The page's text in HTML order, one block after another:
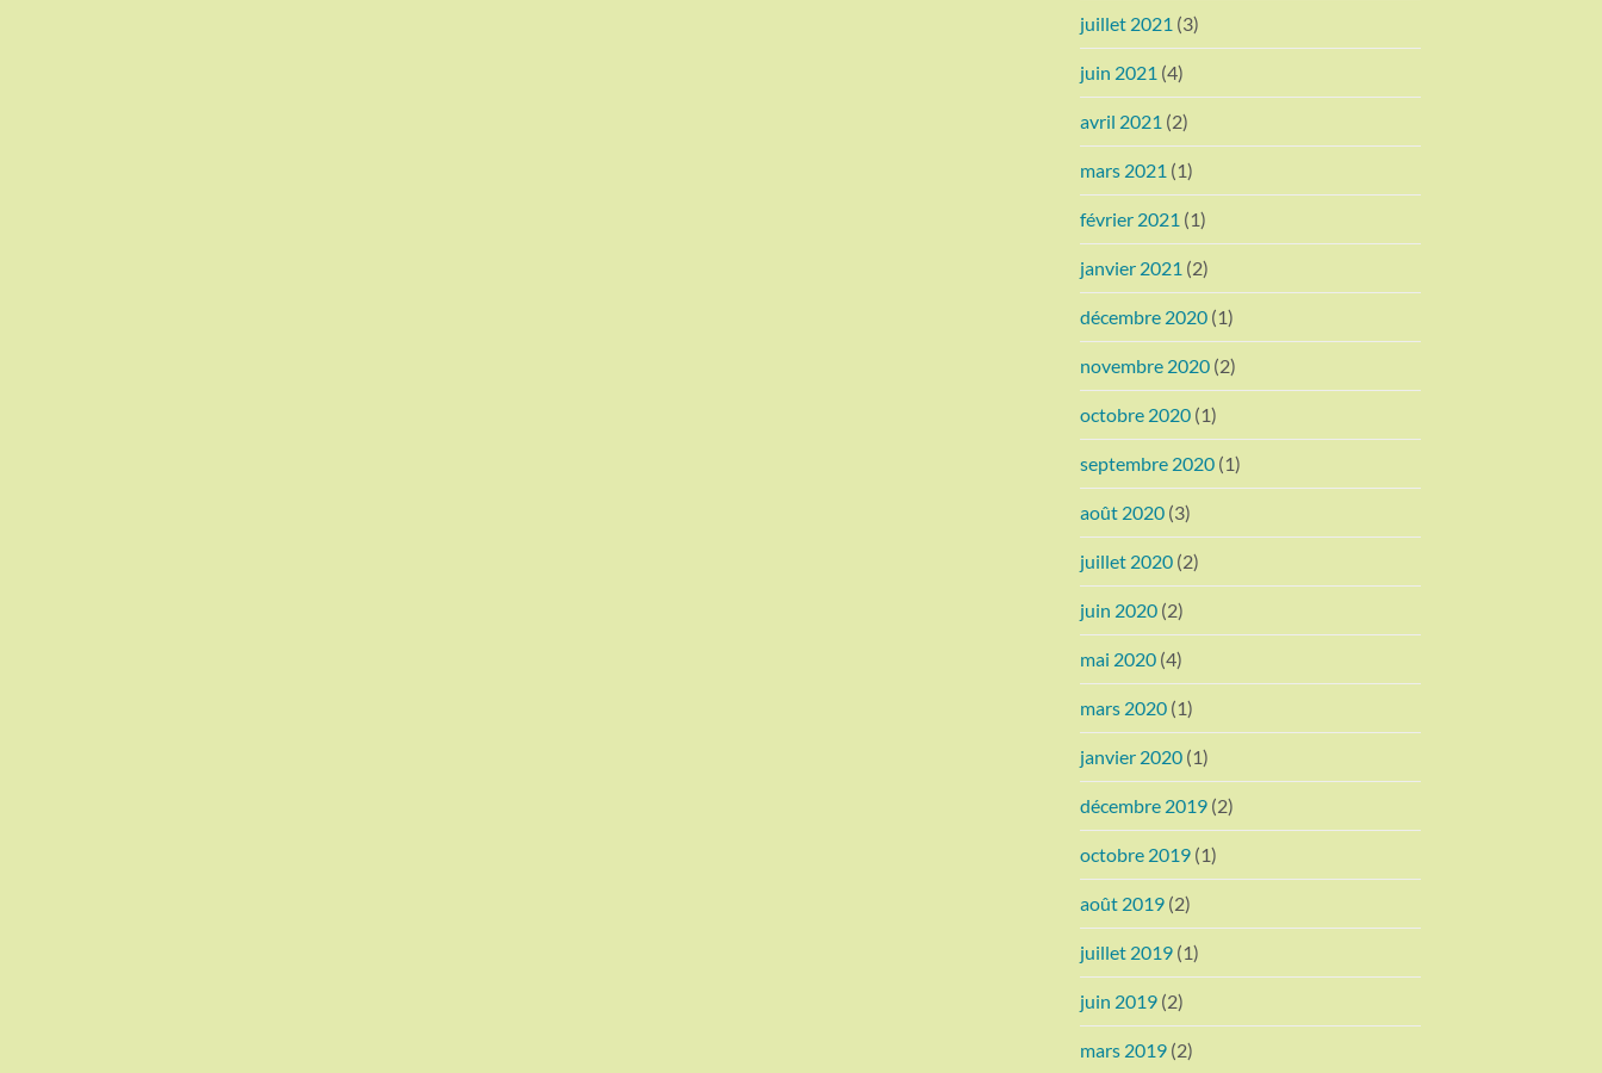
juillet 2021 (3)
juin 2021 (4)
avril 2021 (2)
mars 2021 (1)
février 2021 (1)
janvier 2021 (2)
décembre 2020 (1)
novembre 2020 (2)
octobre 2020 (1)
septembre 2020 (1)
août 2020 (3)
juillet 2020 (2)
juin 2020 (2)
mai 2020 (4)
mars 2020 (1)
janvier 2020 (1)
décembre 2019 (2)
octobre 2019 (1)
août 2019 (2)
juillet 2019 (1)
juin 2019 (2)
mars 2019 (2)